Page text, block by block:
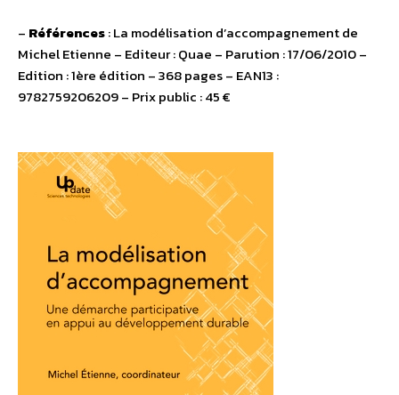
– Références: La modélisation d’accompagnement de
Michel Etienne – Editeur : Quae – Parution : 17/06/2010 –
Edition : 1ère édition – 368 pages – EAN13 :
9782759206209 – Prix public : 45 €